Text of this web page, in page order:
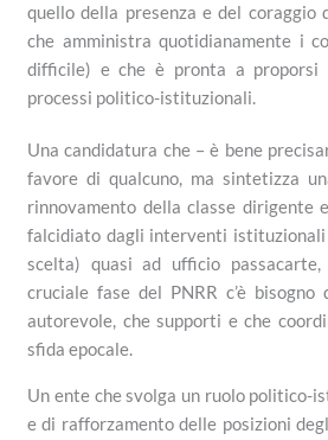
quello della presenza e del coraggio
che amministra quotidianamente i
difficile) e che è pronta a proporsi
processi politico-istituzionali.
Una candidatura che – è bene
favore di qualcuno, ma sintetizza
rinnovamento della classe dirigente
falcidiato dagli interventi
scelta) quasi ad ufficio
cruciale fase del PNRR c’è
autorevole, che supporti e che
sfida epocale.
Un ente che svolga un ruolo politico-
e di rafforzamento delle posizioni